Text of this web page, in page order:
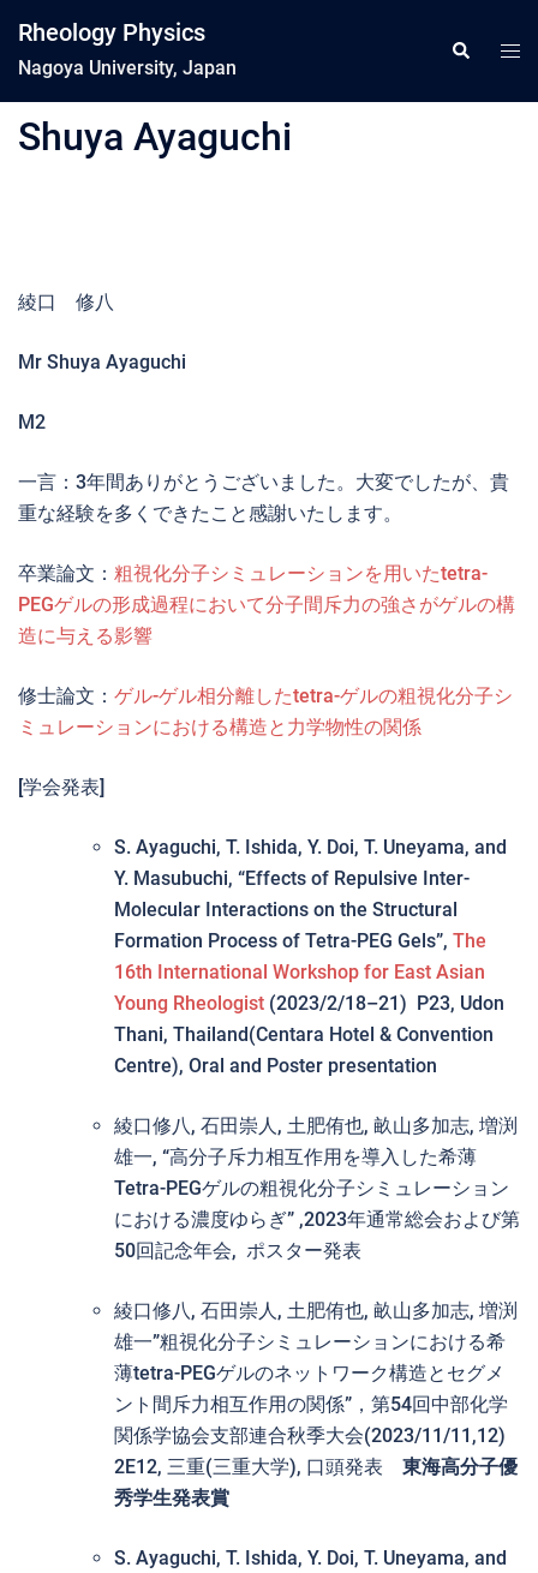
ン
Rheology Physics
Nagoya University, Japan
検
索
ト
Shuya Ayaguchi
綾口 修八
Mr Shuya Ayaguchi
M2
一言：3年間ありがとうございました。大変でしたが、貴
重な経験を多くできたこと感謝いたします。
卒業論文： 粗視化分子シミュレーションを用いたtetra-
PEGゲルの形成過程において分子間斥力の強さがゲルの構
造に与える影響
修士論文： ゲル-ゲル相分離したtetra-ゲルの粗視化分子シ
ミュレーションにおける構造と力学物性の関係
[学会発表]
S. Ayaguchi, T. Ishida, Y. Doi, T. Uneyama, and
Y. Masubuchi, “Effects of Repulsive Inter-
Molecular Interactions on the Structural
Formation Process of Tetra-PEG Gels”, The
16th International Workshop for East Asian
Young Rheologist (2023/2/18–21) P23, Udon
Thani, Thailand(Centara Hotel & Convention
Centre), Oral and Poster presentation
綾口修八, 石田崇人, 土肥侑也, 畝山多加志, 増渕
雄一, “高分子斥力相互作用を導入した希薄
Tetra-PEGゲルの粗視化分子シミュレーション
における濃度ゆらぎ” ,2023年通常総会および第
50回記念年会, ポスター発表
綾口修八, 石田崇人, 土肥侑也, 畝山多加志, 増渕
雄一”粗視化分子シミュレーションにおける希
薄tetra-PEGゲルのネットワーク構造とセグメ
ント間斥力相互作用の関係”，第54回中部化学
関係学協会支部連合秋季大会(2023/11/11,12)
2E12, 三重(三重大学), 口頭発表 東海高分子優
秀学生発表賞
S. Ayaguchi, T. Ishida, Y. Doi, T. Uneyama, and